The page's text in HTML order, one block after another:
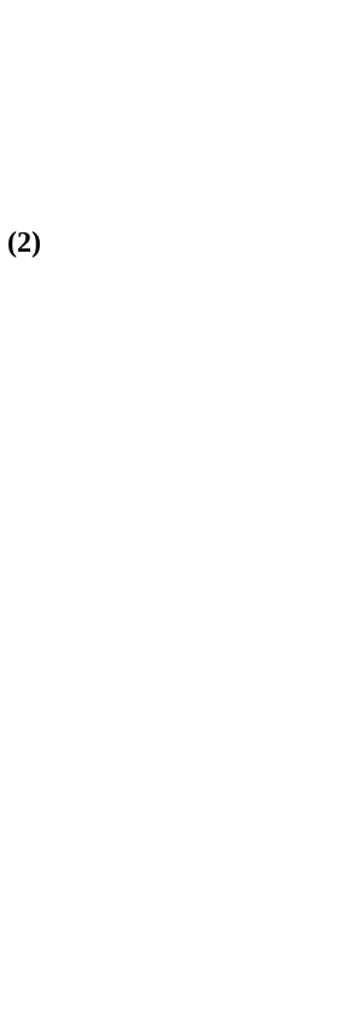
(2)